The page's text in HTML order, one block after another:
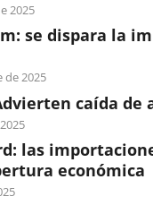
2025
se dispara la
de 2025
caída
las
económica